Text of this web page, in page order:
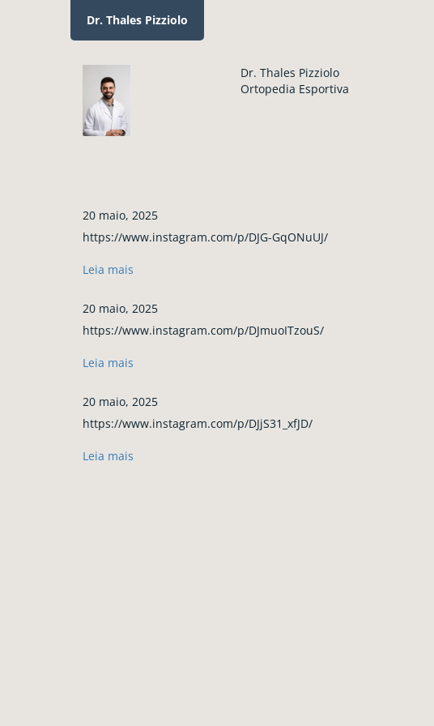
Dr. Thales Pizziolo
Dr. Thales Pizziolo
Ortopedia Esportiva
20 maio, 2025
https://www.instagram.com/p/DJG-GqONuUJ/
Leia mais
20 maio, 2025
https://www.instagram.com/p/DJmuoITzouS/
Leia mais
20 maio, 2025
https://www.instagram.com/p/DJjS31_xfJD/
Leia mais